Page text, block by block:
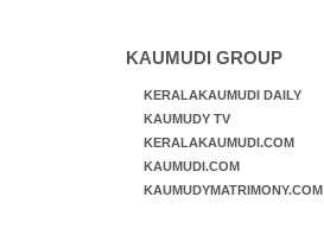
KAUMUDI GROUP
KERALAKAUMUDI DAILY
KAUMUDY TV
KERALAKAUMUDI.COM
KAUMUDI.COM
KAUMUDYMATRIMONY.COM